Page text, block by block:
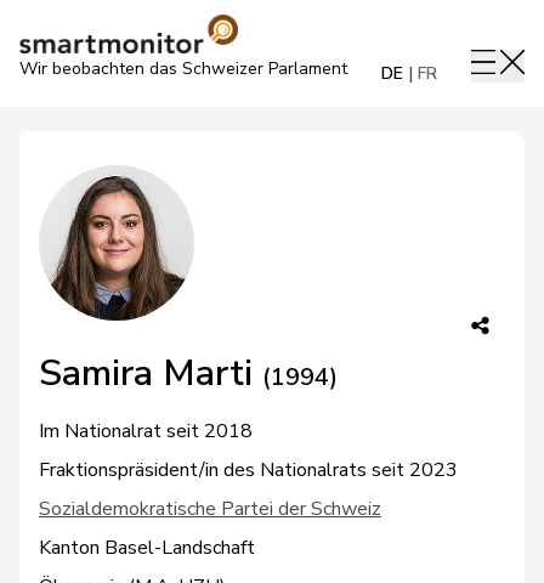
Wir beobachten das Schweizer Parlament DE FR
Samira Marti (1994)
Im Nationalrat seit 2018
Fraktionspräsident/in des Nationalrats seit 2023
Sozialdemokratische Partei der Schweiz
Kanton Basel-Landschaft